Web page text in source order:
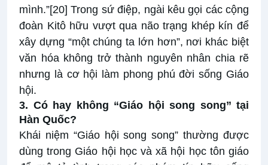
mình.”[20] Trong sứ điệp, ngài kêu gọi các cộng
đoàn Kitô hữu vượt qua não trạng khép kín để
xây dựng “một chúng ta lớn hơn”, nơi khác biệt
văn hóa không trở thành nguyên nhân chia rẽ
nhưng là cơ hội làm phong phú đời sống Giáo
hội.
3. Có hay không “Giáo hội song song” tại
Hàn Quốc?
Khái niệm “Giáo hội song song” thường được
dùng trong Giáo hội học và xã hội học tôn giáo